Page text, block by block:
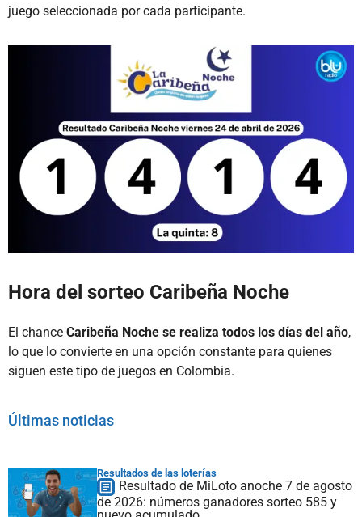
juego seleccionada por cada participante.
Hora del sorteo Caribeña Noche
El chance Caribeña Noche se realiza todos los días del año,
lo que lo convierte en una opción constante para quienes
siguen este tipo de juegos en Colombia.
Últimas noticias
Resultados de las loterías
Resultado de MiLoto anoche 7 de agosto
de 2026: números ganadores sorteo 585 y